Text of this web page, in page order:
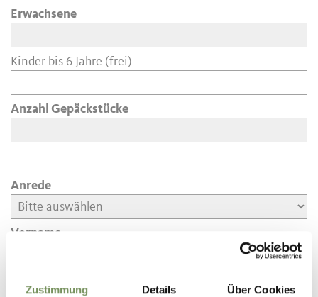
Zustimmung Details Über Cookies
Erwachsene
Kinder bis 6 Jahre (frei)
Anzahl Gepäckstücke
Anrede
Vorname